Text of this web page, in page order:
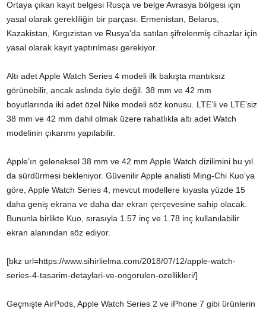
Ortaya çıkan kayıt belgesi Rusça ve belge Avrasya bölgesi için
yasal olarak gerekliliğin bir parçası. Ermenistan, Belarus,
Kazakistan, Kırgızistan ve Rusya’da satılan şifrelenmiş cihazlar için
yasal olarak kayıt yaptırılması gerekiyor.
Altı adet Apple Watch Series 4 modeli ilk bakışta mantıksız
görünebilir, ancak aslında öyle değil. 38 mm ve 42 mm
boyutlarında iki adet özel Nike modeli söz konusu. LTE’li ve LTE’siz
38 mm ve 42 mm dahil olmak üzere rahatlıkla altı adet Watch
modelinin çıkarımı yapılabilir.
Apple’ın geleneksel 38 mm ve 42 mm Apple Watch dizilimini bu yıl
da sürdürmesi bekleniyor. Güvenilir Apple analisti Ming-Chi Kuo’ya
göre, Apple Watch Series 4, mevcut modellere kıyasla yüzde 15
daha geniş ekrana ve daha dar ekran çerçevesine sahip olacak.
Bununla birlikte Kuo, sırasıyla 1.57 inç ve 1.78 inç kullanılabilir
ekran alanından söz ediyor.
[bkz url=https://www.sihirlielma.com/2018/07/12/apple-watch-
series-4-tasarim-detaylari-ve-ongorulen-ozellikleri/]
Geçmişte AirPods, Apple Watch Series 2 ve iPhone 7 gibi ürünlerin